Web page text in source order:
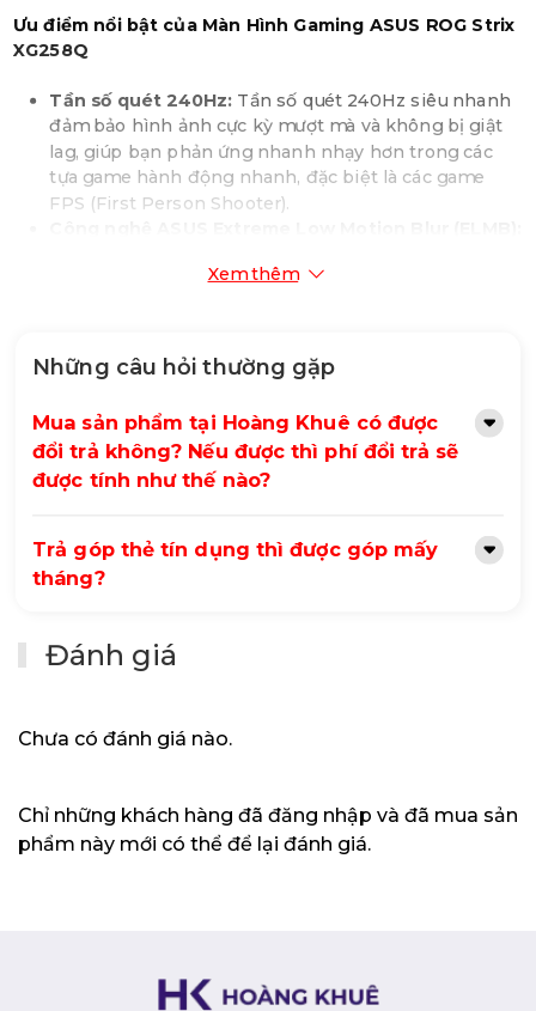
Ưu điểm nổi bật của Màn Hình Gaming ASUS ROG Strix
XG258Q
Tần số quét 240Hz: Tần số quét 240Hz siêu nhanh
đảm bảo hình ảnh cực kỳ mượt mà và không bị giật
lag, giúp bạn phản ứng nhanh nhạy hơn trong các
tựa game hành động nhanh, đặc biệt là các game
FPS (First Person Shooter).
GTG giúp giảm thiểu hiện tượng nhòe chuyển động,
Khả năng tương thích G-SYNC:
công nghệ G-SYNC của NVIDIA, giúp loại bỏ hiện
tượng xé hình và giảm thiểu độ trễ đầu vào, mang lại
trải nghiệm chơi game mượt mà và liền mạch.
Công nghệ GamePlus:Tính năng GamePlus độc
quyền của ASUS cung cấp các tùy chọn hỗ trợ chơi
gian), bộ đếm FPS và chức năng căn chỉnh màn hình.
Công nghệ GameVisual:GameVisual cung cấp sáu
chế độ hiển thị được cài đặt sẵn (Scenery, Racing,
ảnh cho các loại nội dung khác nhau.
Thiết kế công thái học:
Kết nối đa dạng:Màn hình được trang bị các cổng
Đèn nền ASUS Aura RGB:Công nghệ ASUS Aura
RGB cho phép bạn tùy chỉnh màu sắc và hiệu ứng
Màn hình gaming ASUS ROG Strix XG258Q là một lựa
Xem thêm
Những câu hỏi thường gặp
Mua sản phẩm tại Hoàng Khuê có được
đổi trả không? Nếu được thì phí đổi trả sẽ
được tính như thế nào?
Trả góp thẻ tín dụng thì được góp mấy
tháng?
Đánh giá
Chưa có đánh giá nào.
Chỉ những khách hàng đã đăng nhập và đã mua sản
phẩm này mới có thể để lại đánh giá.